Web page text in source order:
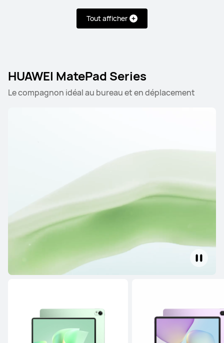
Tout afficher
HUAWEI MatePad Series
Le compagnon idéal au bureau et en déplacement